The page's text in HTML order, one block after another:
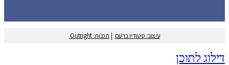
עיצוב: סטודיו ברעם | תכנות: Outright
דילוג לתוכן